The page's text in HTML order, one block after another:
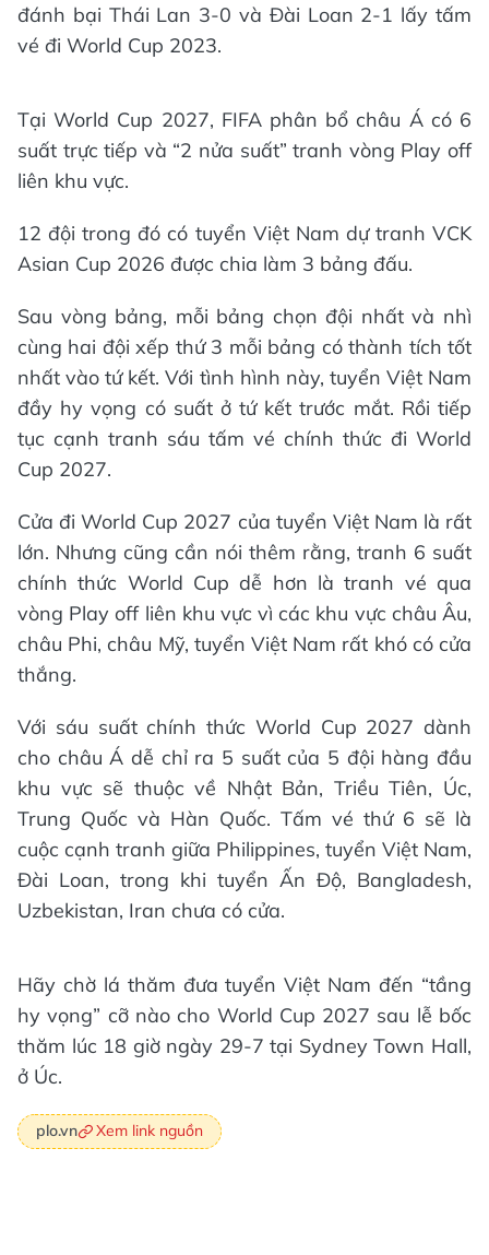
đánh bại Thái Lan 3-0 và Đài Loan 2-1 lấy tấm
vé đi World Cup 2023.
Tại World Cup 2027, FIFA phân bổ châu Á có 6
suất trực tiếp và “2 nửa suất” tranh vòng Play off
liên khu vực.
12 đội trong đó có tuyển Việt Nam dự tranh VCK
Asian Cup 2026 được chia làm 3 bảng đấu.
Sau vòng bảng, mỗi bảng chọn đội nhất và nhì
cùng hai đội xếp thứ 3 mỗi bảng có thành tích tốt
nhất vào tứ kết. Với tình hình này, tuyển Việt Nam
đầy hy vọng có suất ở tứ kết trước mắt. Rồi tiếp
tục cạnh tranh sáu tấm vé chính thức đi World
Cup 2027.
Cửa đi World Cup 2027 của tuyển Việt Nam là rất
lớn. Nhưng cũng cần nói thêm rằng, tranh 6 suất
chính thức World Cup dễ hơn là tranh vé qua
vòng Play off liên khu vực vì các khu vực châu Âu,
châu Phi, châu Mỹ, tuyển Việt Nam rất khó có cửa
thắng.
Với sáu suất chính thức World Cup 2027 dành
cho châu Á dễ chỉ ra 5 suất của 5 đội hàng đầu
khu vực sẽ thuộc về Nhật Bản, Triều Tiên, Úc,
Trung Quốc và Hàn Quốc. Tấm vé thứ 6 sẽ là
cuộc cạnh tranh giữa Philippines, tuyển Việt Nam,
Đài Loan, trong khi tuyển Ấn Độ, Bangladesh,
Uzbekistan, Iran chưa có cửa.
Hãy chờ lá thăm đưa tuyển Việt Nam đến “tầng
hy vọng” cỡ nào cho World Cup 2027 sau lễ bốc
thăm lúc 18 giờ ngày 29-7 tại Sydney Town Hall,
ở Úc.
plo.vn Xem link nguồn